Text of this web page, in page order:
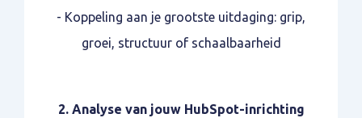
- Koppeling aan je grootste uitdaging: grip,
groei, structuur of schaalbaarheid
2. Analyse van jouw HubSpot-inrichting